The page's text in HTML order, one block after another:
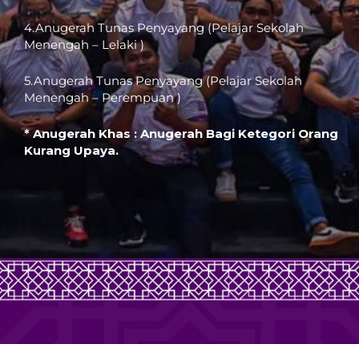
4.Anugerah Tunas Penyayang (Pelajar Sekolah
Menengah – Lelaki )
5.Anugerah Tunas Penyayang (Pelajar Sekolah
Menengah – Perempuan )
* Anugerah Khas : Anugerah Bagi Ketegori Orang
Kurang Upaya.